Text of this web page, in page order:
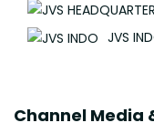
JVS
Channel Media